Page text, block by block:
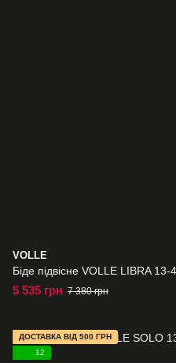
VOLLE
Біде підвісне VOLLE LIBRA 13-
5 535 грн 7 380 грн
ДОСТАВКА ВІД 500 ГРН
12